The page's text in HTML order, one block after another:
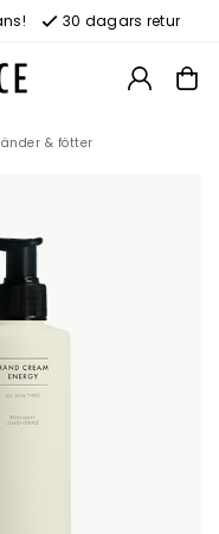
30 dagars retur
& fötter